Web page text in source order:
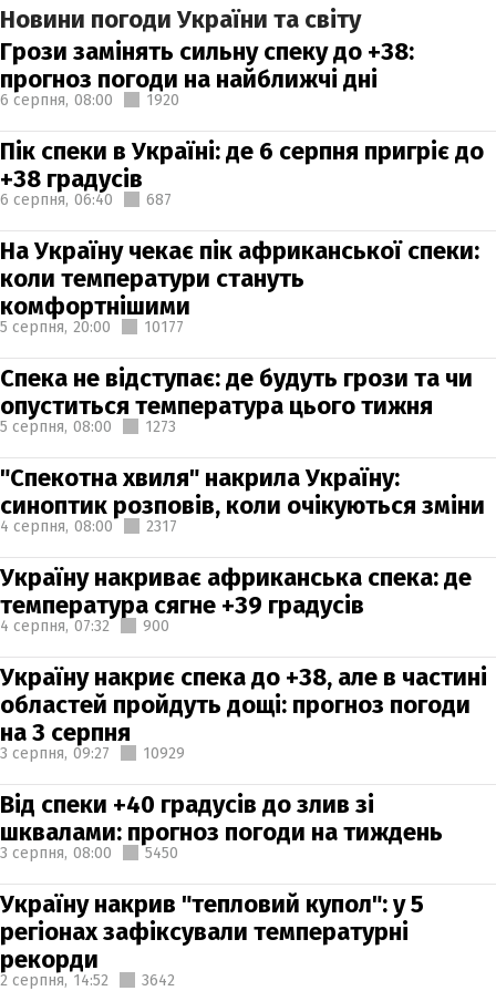
Новини погоди України та світу
Грози замінять сильну спеку до +38:
прогноз погоди на найближчі дні
6 серпня, 08:00 1920
Пік спеки в Україні: де 6 серпня пригріє до
+38 градусів
6 серпня, 06:40 687
На Україну чекає пік африканської спеки:
коли температури стануть
комфортнішими
5 серпня, 20:00 10177
Спека не відступає: де будуть грози та чи
опуститься температура цього тижня
5 серпня, 08:00 1273
"Спекотна хвиля" накрила Україну:
синоптик розповів, коли очікуються зміни
4 серпня, 08:00 2317
Україну накриває африканська спека: де
температура сягне +39 градусів
4 серпня, 07:32 900
Україну накриє спека до +38, але в частині
областей пройдуть дощі: прогноз погоди
на 3 серпня
3 серпня, 09:27 10929
Від спеки +40 градусів до злив зі
шквалами: прогноз погоди на тиждень
3 серпня, 08:00 5450
Україну накрив "тепловий купол": у 5
регіонах зафіксували температурні
рекорди
2 серпня, 14:52 3642